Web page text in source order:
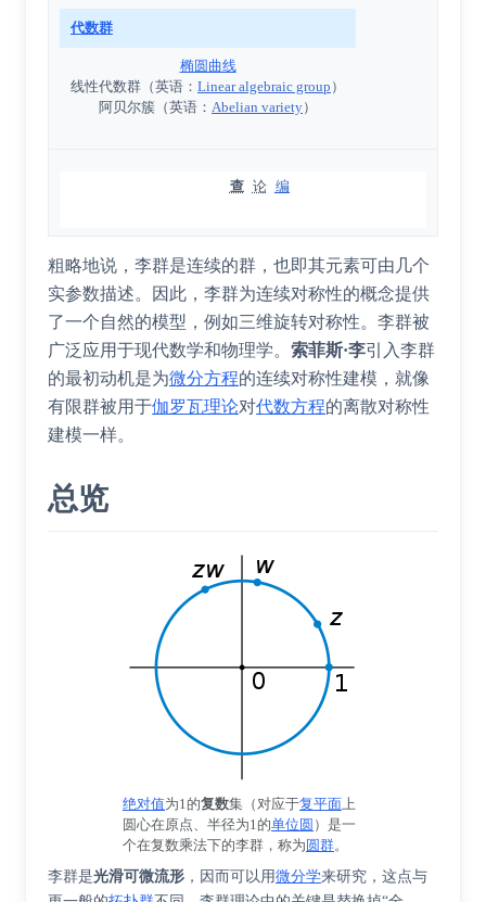
代数群
椭圆曲线
线性代数群 （英语 ： Linear algebraic group ）
阿贝尔簇 （英语 ： Abelian variety）
查 论 编
粗略地说，李群是连续的群，也即其元素可由几个
实参数描述。因此，李群为连续对称性的概念提供
了一个自然的模型，例如三维旋转对称性。李群被
广泛应用于现代数学和物理学。 索菲斯·李引入李群
的最初动机是为微分方程的连续对称性建模，就像
有限群被用于伽罗瓦理论对代数方程的离散对称性
建模一样。
总览
绝对值为1的复数集（对应于复平面 上
圆心在原点、半径为1的单位圆 ）是一
个在复数乘法下的李群，称为圆群。
李群是光滑可微流形 ，因而可以用微分学来研究，这点与